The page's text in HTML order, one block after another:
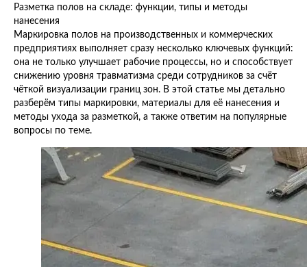
Разметка полов на складе: функции, типы и методы
нанесения
Маркировка полов на производственных и коммерческих
предприятиях выполняет сразу несколько ключевых функций:
она не только улучшает рабочие процессы, но и способствует
снижению уровня травматизма среди сотрудников за счёт
чёткой визуализации границ зон. В этой статье мы детально
разберём типы маркировки, материалы для её нанесения и
методы ухода за разметкой, а также ответим на популярные
вопросы по теме.